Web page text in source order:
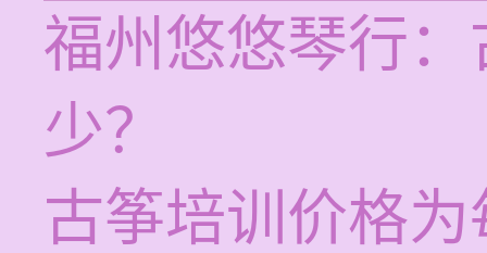
福州悠悠琴行
少？
古筝培训价格